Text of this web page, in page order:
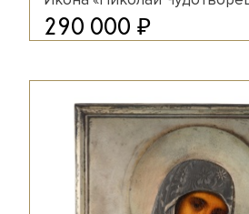
290 000 ₽